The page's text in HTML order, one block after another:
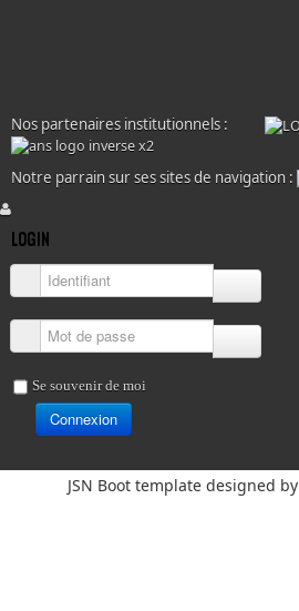
Nos partenaires institutionnels :
Notre parrain sur ses sites de navigation :
LOGIN
Identifiant
Mot de passe
Se souvenir de moi
Connexion
JSN Boot template designed by